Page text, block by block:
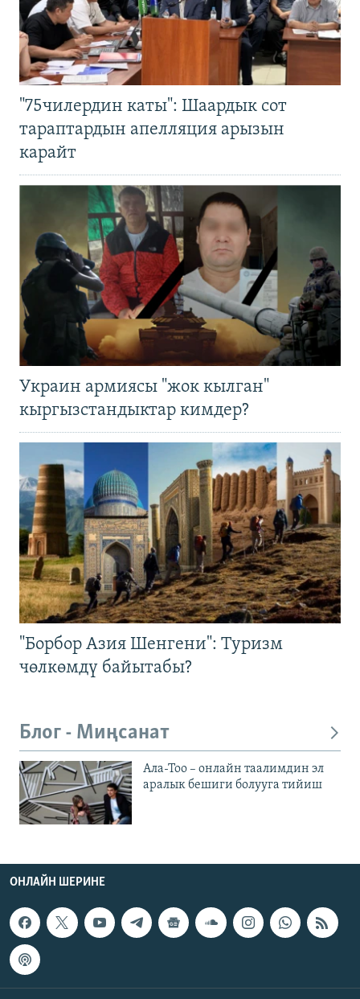
"75чилердин каты": Шаардык сот
тараптардын апелляция арызын
карайт
Украин армиясы "жок кылган"
кыргызстандыктар кимдер?
"Борбор Азия Шенгени": Туризм
чөлкөмдү байытабы?
Блог - Миңсанат
Ала-Тоо – онлайн таалимдин эл
аралык бешиги болууга тийиш
ОНЛАЙН ШЕРИНЕ